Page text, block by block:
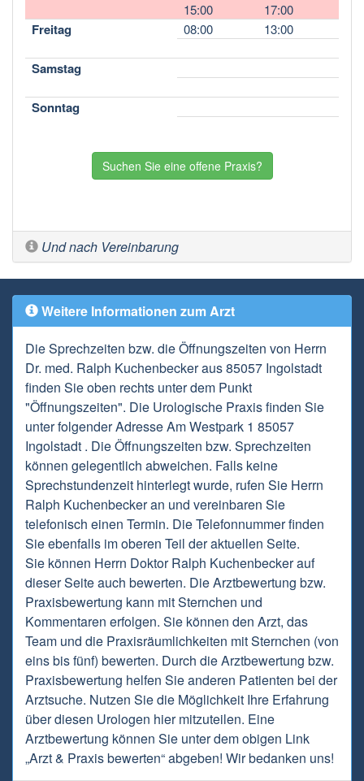
15:00 17:00
Freitag 08:00 13:00
Samstag
Sonntag
Suchen Sie eine offene Praxis?
Und nach Vereinbarung
Weitere Informationen zum Arzt
Die Sprechzeiten bzw. die Öffnungszeiten von Herrn
Dr. med. Ralph Kuchenbecker aus 85057 Ingolstadt
finden Sie oben rechts unter dem Punkt
"Öffnungszeiten". Die Urologische Praxis finden Sie
unter folgender Adresse Am Westpark 1 85057
Ingolstadt . Die Öffnungszeiten bzw. Sprechzeiten
können gelegentlich abweichen. Falls keine
Sprechstundenzeit hinterlegt wurde, rufen Sie Herrn
Ralph Kuchenbecker an und vereinbaren Sie
telefonisch einen Termin. Die Telefonnummer finden
Sie ebenfalls im oberen Teil der aktuellen Seite.
Sie können Herrn Doktor Ralph Kuchenbecker auf
dieser Seite auch bewerten. Die Arztbewertung bzw.
Praxisbewertung kann mit Sternchen und
Kommentaren erfolgen. Sie können den Arzt, das
Team und die Praxisräumlichkeiten mit Sternchen (von
eins bis fünf) bewerten. Durch die Arztbewertung bzw.
Praxisbewertung helfen Sie anderen Patienten bei der
Arztsuche. Nutzen Sie die Möglichkeit Ihre Erfahrung
über diesen Urologen hier mitzuteilen. Eine
Arztbewertung können Sie unter dem obigen Link
„Arzt & Praxis bewerten“ abgeben! Wir bedanken uns!